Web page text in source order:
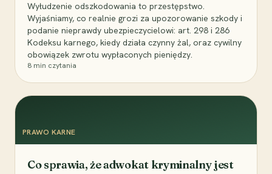
Wyłudzenie odszkodowania to przestępstwo.
Wyjaśniamy, co realnie grozi za upozorowanie szkody i
podanie nieprawdy ubezpieczycielowi: art. 298 i 286
Kodeksu karnego, kiedy działa czynny żal, oraz cywilny
obowiązek zwrotu wypłaconych pieniędzy.
8 min czytania
PRAWO KARNE
Co sprawia, że adwokat kryminalny jest